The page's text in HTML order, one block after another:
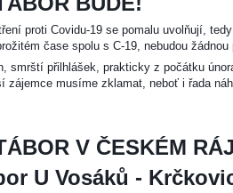
proti Covidu-19 se pomalu uvolňují,
čase spolu s C-19, nebudou žádnou
smrští přilhlášek, prakticky z počátku
zájemce musíme zklamat, neboť i řada
V ČESKÉM
U Vosáků -